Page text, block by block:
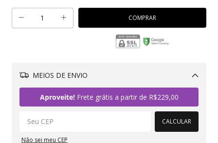
MEIOS DE ENVIO
Aproveite!Frete grátis a partir de R$229,00
CALCULAR
Não sei meu CEP